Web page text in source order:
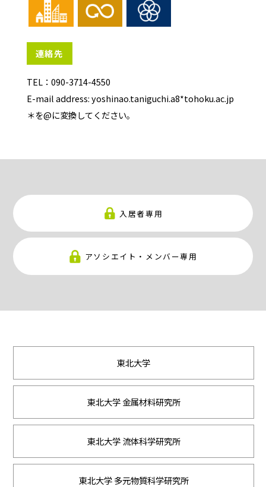
連絡先
TEL：090-3714-4550
E-mail address: yoshinao.taniguchi.a8*tohoku.ac.jp
＊を@に変換してください。
入居者専用
アソシエイト・メンバー専用
東北大学
東北大学 金属材料研究所
東北大学 流体科学研究所
東北大学 多元物質科学研究所